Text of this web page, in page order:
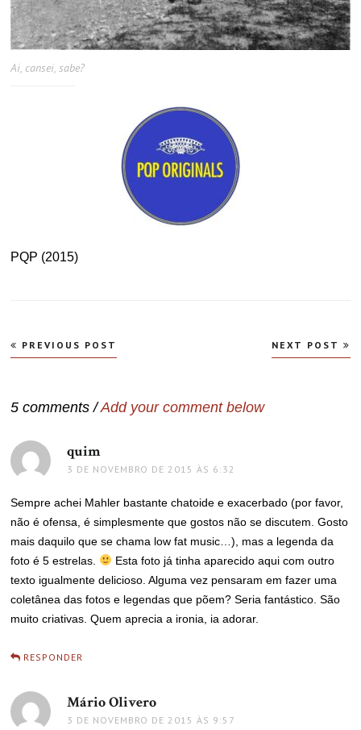
Ai, cansei, sabe?
PQP (2015)
Navegação
de
PREVIOUS POST NEXT POST
5 comments /Add your comment below
quim
3 DE NOVEMBRO DE 2015 ÀS 6:32
Sempre achei Mahler bastante chatoide e exacerbado (por favor,
não é ofensa, é simplesmente que gostos não se discutem. Gosto
mais daquilo que se chama low fat music…), mas a legenda da
foto é 5 estrelas.
Esta foto já tinha aparecido aqui com outro
texto igualmente delicioso. Alguma vez pensaram em fazer uma
coletânea das fotos e legendas que põem? Seria fantástico. São
muito criativas. Quem aprecia a ironia, ia adorar.
RESPONDER
Mário Olivero
3 DE NOVEMBRO DE 2015 ÀS 9:57